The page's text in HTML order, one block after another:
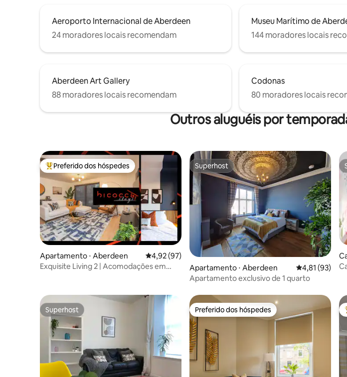
Aeroporto Internacional de Aberdeen
24 moradores locais recomendam
Museu Marítimo de
144 moradores locais
Aberdeen Art Gallery
88 moradores locais recomendam
Codonas
80 moradores locais
Outros aluguéis por
Entre os melhores preferidos dos hóspedes
Preferido dos hóspedes
Apartamento ⋅ Aberdeen 4,92 de uma avaliação média de 5, 97 avaliações
4,92 (97)
Exquisite Living 2 | Acomodações em
Superhost
Superhost
Apartamento ⋅ Aberdeen 4,81 de uma
4,81 (93)
Apartamento exclusivo de 1 quarto
Superhost
Superhost Preferido dos hóspedes
Preferido dos hóspedes